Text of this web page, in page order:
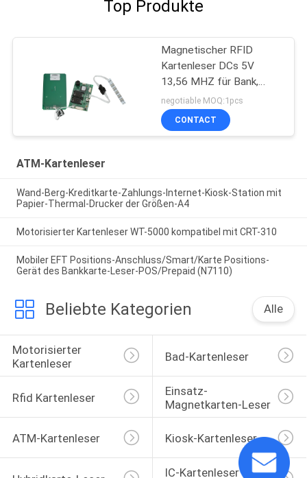
Top Produkte
Magnetischer RFID
Kartenleser DCs 5V
13,56 MHZ für Bank,
intelligenter Rf-
Kartenleser
negotiable MOQ:1pcs
CONTACT
ATM-Kartenleser
Wand-Berg-Kreditkarte-Zahlungs-Internet-Kiosk-Station mit
Papier-Thermal-Drucker der Größen-A4
Motorisierter Kartenleser WT-5000 kompatibel mit CRT-310
Mobiler EFT Positions-Anschluss/Smart/Karte Positions-
Gerät des Bankkarte-Leser-POS/Prepaid (N7110)
Beliebte Kategorien Alle
Motorisierter
Kartenleser
Bad-Kartenleser
Rfid Kartenleser
Einsatz-
Magnetkarten-Leser
ATM-Kartenleser Kiosk-Kartenleser
IC-Kartenleser